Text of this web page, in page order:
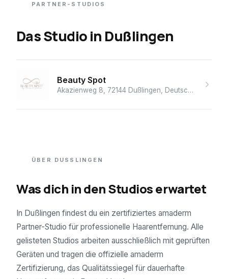
PARTNER-STUDIOS
Das Studioin Dußlingen
Beauty Spot
Akazienweg 8, 72144 Dußlingen, Deutschland · ★
ÜBER DUSSLINGEN
Was dich in den Studios erwartet
In Dußlingen findest du ein zertifiziertes amaderm
Partner-Studio für professionelle Haarentfernung. Alle
gelisteten Studios arbeiten ausschließlich mit geprüften
Geräten und tragen die offizielle amaderm
Zertifizierung, das Qualitätssiegel für dauerhafte